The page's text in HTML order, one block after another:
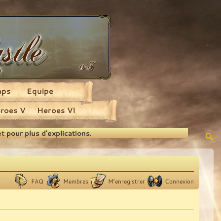
V Heroes VI
Equipe
pour plus d'explications.
FAQ Membres M’enregistrer Connexion